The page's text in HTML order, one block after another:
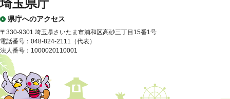
埼玉県庁
県庁へのアクセス
〒330-9301 埼玉県さいたま市浦和区高砂三丁目15番1号
電話番号：048-824-2111（代表）
法人番号：1000020110001